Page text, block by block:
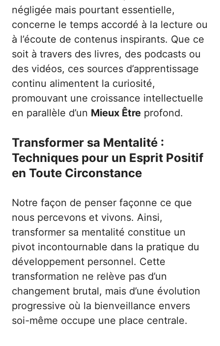
négligée mais pourtant essentielle,
concerne le temps accordé à la lecture ou
à l’écoute de contenus inspirants. Que ce
soit à travers des livres, des podcasts ou
des vidéos, ces sources d’apprentissage
continu alimentent la curiosité,
promouvant une croissance intellectuelle
en parallèle d’un Mieux Être profond.
Transformer sa Mentalité :
Techniques pour un Esprit Positif
en Toute Circonstance
Notre façon de penser façonne ce que
nous percevons et vivons. Ainsi,
transformer sa mentalité constitue un
pivot incontournable dans la pratique du
développement personnel. Cette
transformation ne relève pas d’un
changement brutal, mais d’une évolution
progressive où la bienveillance envers
soi-même occupe une place centrale.